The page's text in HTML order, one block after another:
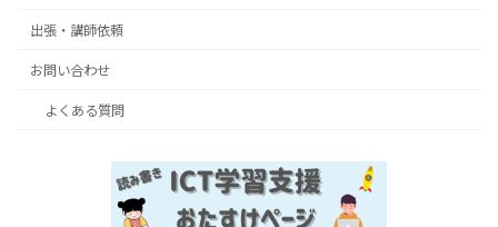
出張・講師依頼
お問い合わせ
よくある質問